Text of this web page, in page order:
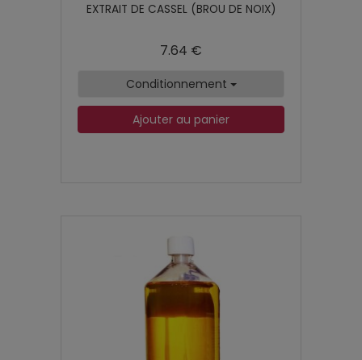
EXTRAIT DE CASSEL (BROU DE NOIX)
7.64 €
Conditionnement
Ajouter au panier